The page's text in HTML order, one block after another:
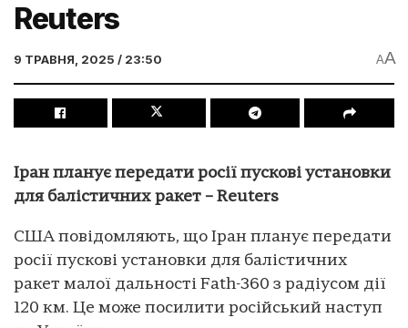
Reuters
9 ТРАВНЯ, 2025 / 23:50 AA
Іран планує передати росії пускові установки
для балістичних ракет – Reuters
США повідомляють, що Іран планує передати
росії пускові установки для балістичних
ракет малої дальності Fath-360 з радіусом дії
120 км. Це може посилити російський наступ